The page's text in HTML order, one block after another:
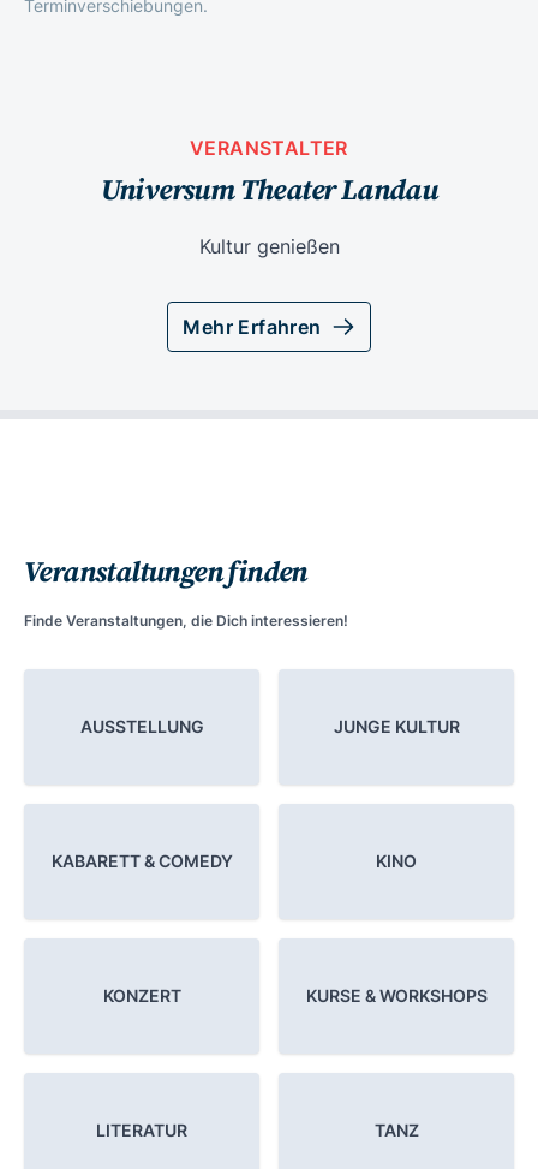
Terminverschiebungen.
VERANSTALTER
Universum Theater Landau
Kultur genießen
Mehr Erfahren
Veranstaltungen finden
Finde Veranstaltungen, die Dich interessieren!
AUSSTELLUNG JUNGE KULTUR
KABARETT & COMEDY KINO
KONZERT KURSE & WORKSHOPS
LITERATUR TANZ